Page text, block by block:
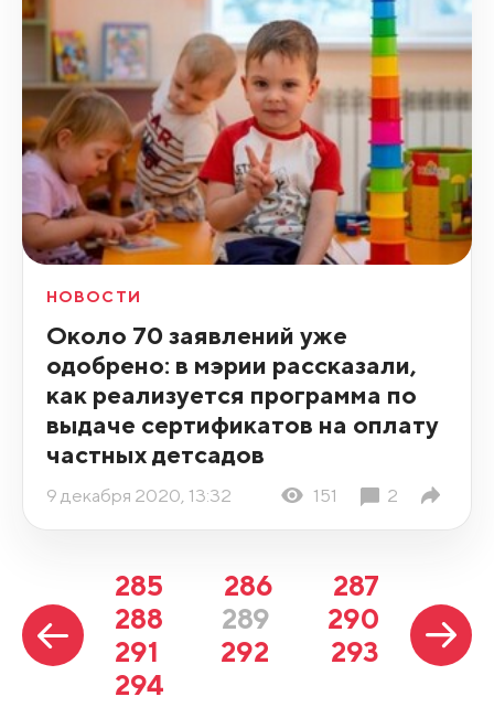
НОВОСТИ
Около 70 заявлений уже
одобрено: в мэрии рассказали,
как реализуется программа по
выдаче сертификатов на оплату
частных детсадов
9 декабря 2020, 13:32 151 2
285 286
287
288
289
290
291
292
293
294